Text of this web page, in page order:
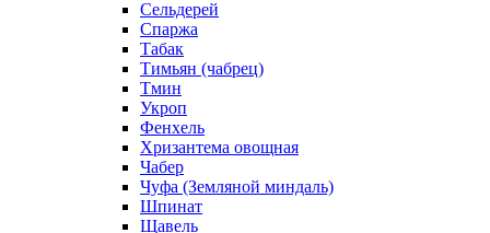
Сельдерей
Спаржа
Табак
Тимьян (чабрец)
Тмин
Укроп
Фенхель
Хризантема овощная
Чабер
Чуфа (Земляной миндаль)
Шпинат
Щавель